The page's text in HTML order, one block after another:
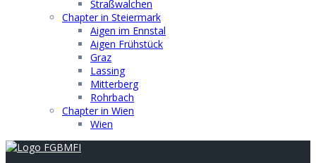
Straßwalchen
Chapter in Steiermark
Aigen im Ennstal
Aigen Frühstück
Graz
Lassing
Mitterberg
Rohrbach
Chapter in Wien
Wien